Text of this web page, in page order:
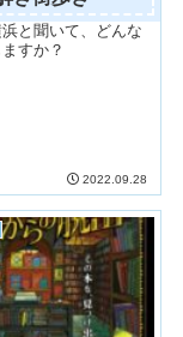
と聞いて、どんな
すか？
2022.09.28